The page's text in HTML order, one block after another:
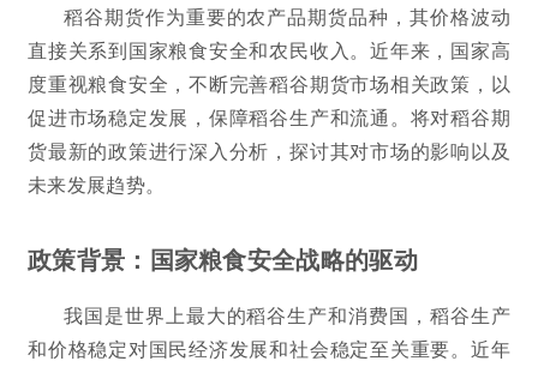
稻谷期货作为重要的农产品期货品种，其价格波动
直接关系到国家粮食安全和农民收入。近年来，国家高
度重视粮食安全，不断完善稻谷期货市场相关政策，以
促进市场稳定发展，保障稻谷生产和流通。将对稻谷期
货最新的政策进行深入分析，探讨其对市场的影响以及
未来发展趋势。
政策背景：国家粮食安全战略的驱动
我国是世界上最大的稻谷生产和消费国，稻谷生产
和价格稳定对国民经济发展和社会稳定至关重要。近年